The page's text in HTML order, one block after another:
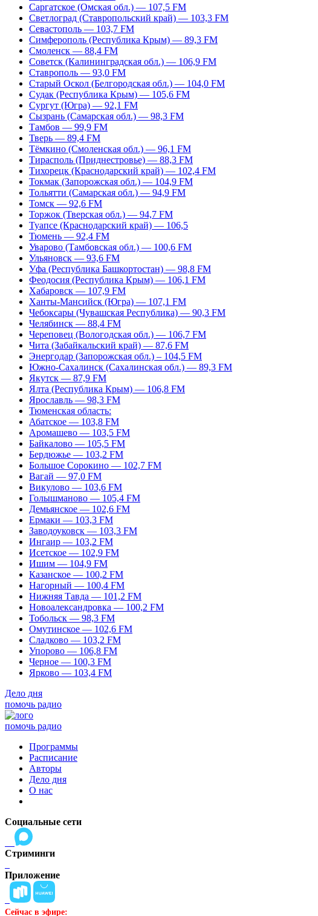
Саргатское (Омская обл.) — 107,5 FM
Светлоград (Ставропольский край) — 103,3 FM
Севастополь — 103,7 FM
Симферополь (Республика Крым) — 89,3 FM
Смоленск — 88,4 FM
Советск (Калининградская обл.) — 106,9 FM
Ставрополь — 93,0 FM
Старый Оскол (Белгородская обл.) — 104,0 FM
Судак (Республика Крым) — 105,6 FM
Сургут (Югра) — 92,1 FM
Сызрань (Самарская обл.) — 98,3 FM
Тамбов — 99,9 FM
Тверь — 89,4 FM
Тёмкино (Смоленская обл.) — 96,1 FM
Тирасполь (Приднестровье) — 88,3 FM
Тихорецк (Краснодарский край) — 102,4 FM
Токмак (Запорожская обл.) — 104,9 FM
Тольятти (Самарская обл.) — 94,9 FM
Томск — 92,6 FM
Торжок (Тверская обл.) — 94,7 FM
Туапсе (Краснодарский край) — 106,5
Тюмень — 92,4 FM
Уварово (Тамбовская обл.) — 100,6 FM
Ульяновск — 93,6 FM
Уфа (Республика Башкортостан) — 98,8 FM
Феодосия (Республика Крым) — 106,1 FM
Хабаровск — 107,9 FM
Ханты-Мансийск (Югра) — 107,1 FM
Чебоксары (Чувашская Республика) — 90,3 FM
Челябинск — 88,4 FM
Череповец (Вологодская обл.) — 106,7 FM
Чита (Забайкальский край) — 87,6 FM
Энергодар (Запорожская обл.) – 104,5 FM
Южно-Сахалинск (Сахалинская обл.) — 89,3 FM
Якутск — 87,9 FM
Ялта (Республика Крым) — 106,8 FM
Ярославль — 98,3 FM
Тюменская область:
Абатское — 103,8 FM
Аромашево — 103,5 FM
Байкалово — 105,5 FM
Бердюжье — 103,2 FM
Большое Сорокино — 102,7 FM
Вагай — 97,0 FM
Викулово — 103,6 FM
Голышманово — 105,4 FM
Демьянское — 102,6 FM
Ермаки — 103,3 FM
Заводоуковск — 103,3 FM
Ингаир — 103,2 FM
Исетское — 102,9 FM
Ишим — 104,9 FM
Казанское — 100,2 FM
Нагорный — 100,4 FM
Нижняя Тавда — 101,2 FM
Новоалександровка — 100,2 FM
Тобольск — 98,3 FM
Омутинское — 102,6 FM
Сладково — 103,2 FM
Упорово — 106,8 FM
Черное — 100,3 FM
Ярково — 103,4 FM
Дело дня
помочь радио
помочь радио
Программы
Расписание
Авторы
Дело дня
О нас
Социальные сети
Стриминги
Приложение
Сейчас в эфире: